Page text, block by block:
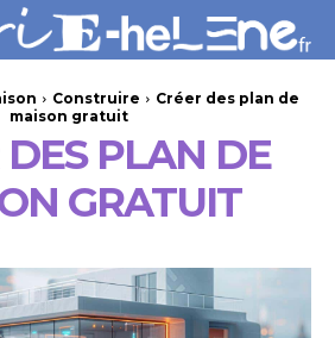
Construire
Créer des plan de
maison gratuit
DES PLAN DE
GRATUIT